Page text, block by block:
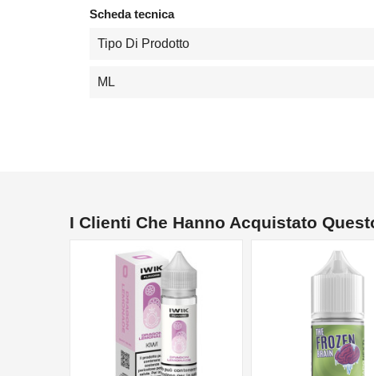
Scheda tecnica
Tipo Di Prodotto
ML
I Clienti Che Hanno Acquistato